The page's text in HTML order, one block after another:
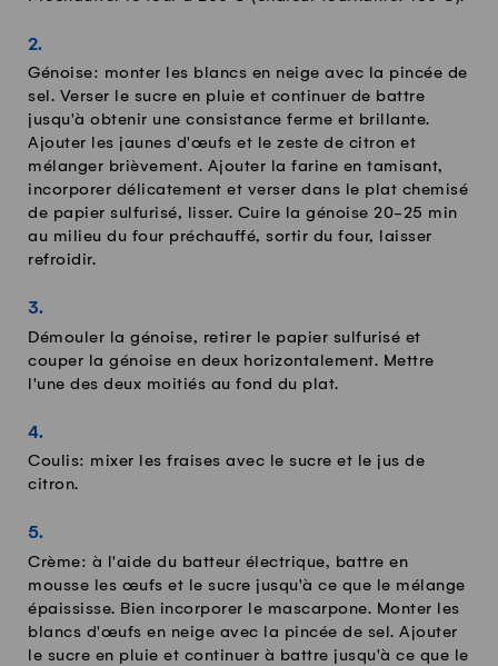
Génoise: monter les blancs en neige avec la pincée de
sel. Verser le sucre en pluie et continuer de battre
jusqu'à obtenir une consistance ferme et brillante.
Ajouter les jaunes d'œufs et le zeste de citron et
mélanger brièvement. Ajouter la farine en tamisant,
incorporer délicatement et verser dans le plat chemisé
de papier sulfurisé, lisser. Cuire la génoise 20-25 min
au milieu du four préchauffé, sortir du four, laisser
refroidir.
Démouler la génoise, retirer le papier sulfurisé et
couper la génoise en deux horizontalement. Mettre
l'une des deux moitiés au fond du plat.
Coulis: mixer les fraises avec le sucre et le jus de
citron.
Crème: à l'aide du batteur électrique, battre en
mousse les œufs et le sucre jusqu'à ce que le mélange
épaississe. Bien incorporer le mascarpone. Monter les
blancs d'œufs en neige avec la pincée de sel. Ajouter
le sucre en pluie et continuer à battre jusqu'à ce que le